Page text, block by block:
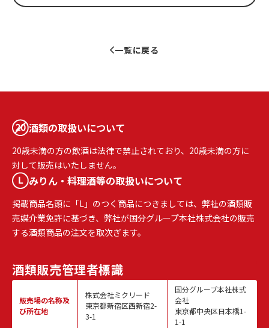
一覧に戻る
酒類の取扱いについて
20歳未満の方の飲酒は法律で禁止されており、20歳未満の方に
対して販売はいたしません。
みりん・料理酒等の取扱いについて
掲載商品名頭に「L」のつく商品につきましては、弊社の酒類販
売媒介業免許に基づき、弊社が国分グループ本社株式会社の販売
する酒類商品の注文を取次ぎます。
酒類販売管理者標識
販売場の名称及
び所在地
株式会社ミクリード
東京都新宿区西新宿2-
3-1
国分グループ本社株式
会社
東京都中央区日本橋1-
1-1